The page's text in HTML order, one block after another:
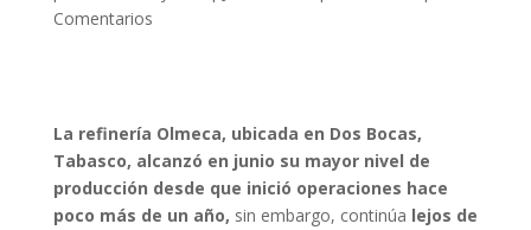
Comentarios
La refinería Olmeca, ubicada en Dos Bocas,
Tabasco, alcanzó en junio su mayor nivel de
producción desde que inició operaciones hace
poco más de un año, sin embargo, continúa lejos de